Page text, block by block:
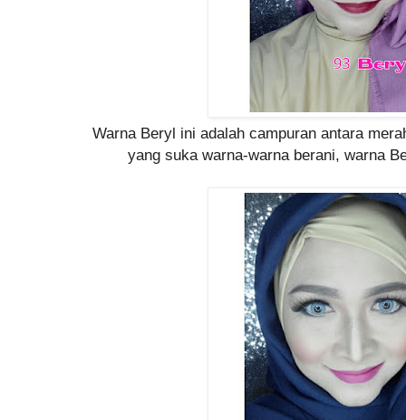
Warna Beryl ini adalah campuran antara
yang suka warna-warna berani, warna